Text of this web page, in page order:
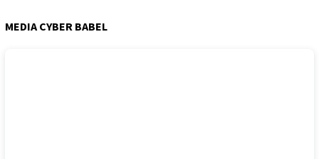
MEDIA CYBER BABEL